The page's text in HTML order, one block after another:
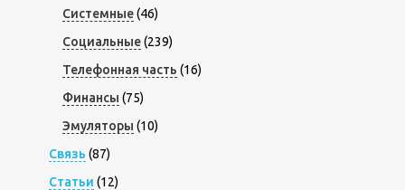
Системные(46)
Социальные(239)
Телефонная часть (16)
Финансы (75)
Эмуляторы (10)
Связь (87)
Статьи (12)